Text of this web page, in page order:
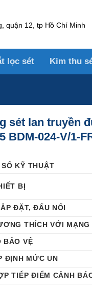
quận 12, tp Hồ Chí Minh
lọc sét Kim thu
sét lan truyền
BDM-024-V/1-
KỸ THUẬT
BỊ
ĐẶT, ĐẤU NỐI
THÍCH VỚI MẠNG
BẢO VỆ
ĐỊNH MỨC UN
TIẾP ĐIỂM CẢNH